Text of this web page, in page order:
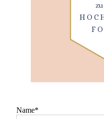
Name